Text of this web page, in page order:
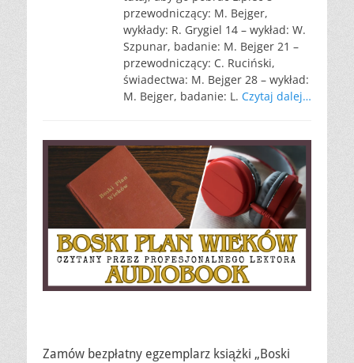
przewodniczący: M. Bejger,
wykłady: R. Grygiel 14 – wykład: W.
Szpunar, badanie: M. Bejger 21 –
przewodniczący: C. Ruciński,
świadectwa: M. Bejger 28 – wykład:
M. Bejger, badanie: L. Czytaj dalej…
Zamów bezpłatny egzemplarz książki „Boski